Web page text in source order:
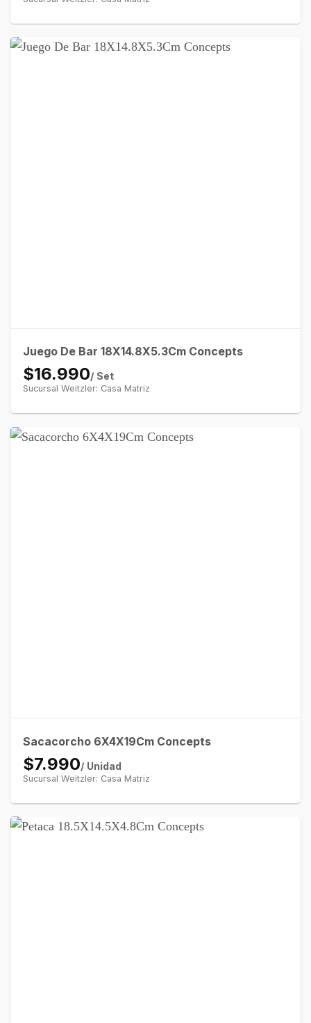
Juego De Bar 18X14.8X5.3Cm Concepts
$16.990/ Set
Sucursal Weitzler: Casa Matriz
Sacacorcho 6X4X19Cm Concepts
$7.990/ Unidad
Sucursal Weitzler: Casa Matriz